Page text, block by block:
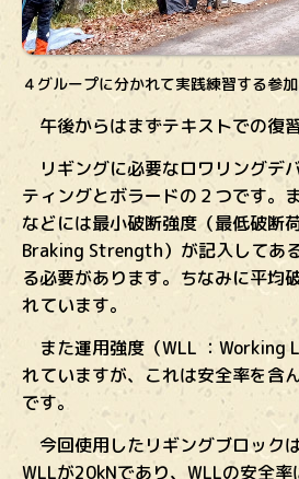
４グループに分かれて実践練習する参
午後からはまずテキストでの復習
リギングに必要なロワリングデ
ティングとボラードの２つです。
などには最小破断強度（最低破断
Braking Strength）が記入してあ
る必要があります。ちなみに平均
れています。
また運用強度（WLL ：Working
れていますが、これは安全率を含
です。
今回使用したリギングブロック
WLLが20kNであり、WLLの安全率